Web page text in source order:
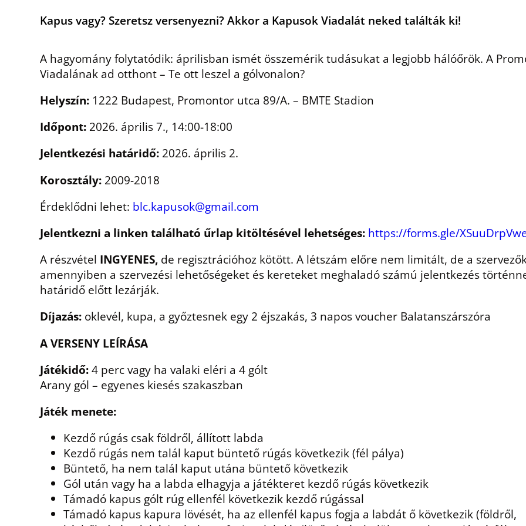
Kapus vagy? Szeretsz versenyezni? Akkor a Kapusok Viadalát neked találták ki!
A hagyomány folytatódik: áprilisban ismét összemérik tudásukat a legjobb hálóőrök. A
Viadalának ad otthont – Te ott leszel a gólvonalon?
Helyszín: 1222 Budapest, Promontor utca 89/A. – BMTE Stadion
Időpont: 2026. április 7., 14:00-18:00
Jelentkezési határidő: 2026. április 2.
Korosztály: 2009-2018
Érdeklődni lehet: blc.kapusok@gmail.com
Jelentkezni a linken található űrlap kitöltésével lehetséges: https://forms.gle/
A részvétel INGYENES, de regisztrációhoz kötött. A létszám előre nem limitált, de a
amennyiben a szervezési lehetőségeket és kereteket meghaladó számú jelentkezés
határidő előtt lezárják.
Díjazás: oklevél, kupa, a győztesnek egy 2 éjszakás, 3 napos voucher Balatanszárszóra
A VERSENY LEÍRÁSA
Játékidő:4 perc vagy ha valaki eléri a 4 gólt
Arany gól – egyenes kiesés szakaszban
Játék menete:
Kezdő rúgás csak földről, állított labda
Kezdő rúgás nem talál kaput büntető rúgás következik (fél pálya)
Büntető, ha nem talál kaput utána büntető következik
Gól után vagy ha a labda elhagyja a játékteret kezdő rúgás következik
Támadó kapus gólt rúg ellenfél következik kezdő rúgással
Támadó kapus kapura lövését, ha az ellenfél kapus fogja a labdát ő következik (földről,